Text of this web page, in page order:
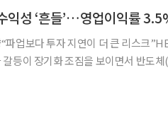
익성 ‘흔들’…영업이익률
파업보다 투자 지연이 더 큰 리스크